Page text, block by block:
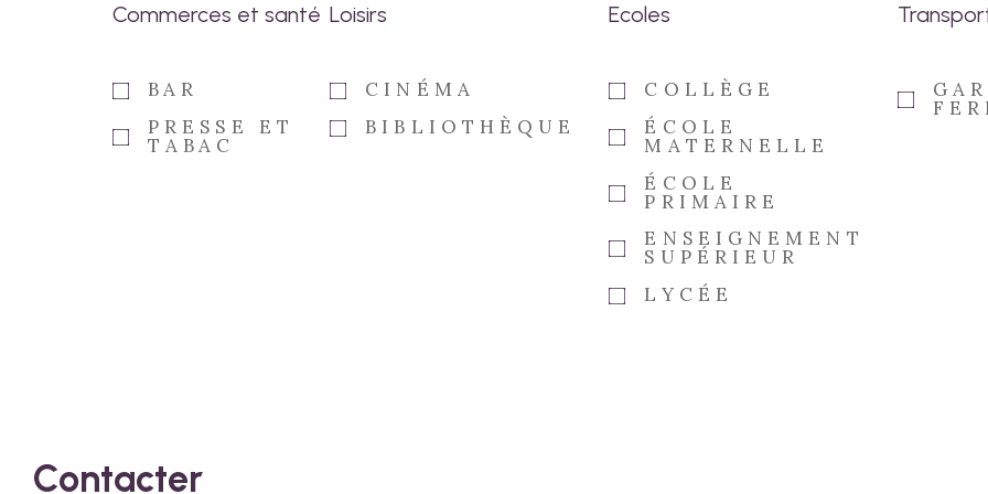
Commerces et santé
BAR
PRESSE ET
TABAC
Loisirs
CINÉMA
BIBLIOTHÈQUE
Ecoles
COLLÈGE
ÉCOLE
MATERNELLE
ÉCOLE
PRIMAIRE
ENSEIGNEMENT
SUPÉRIEUR
LYCÉE
Contacter